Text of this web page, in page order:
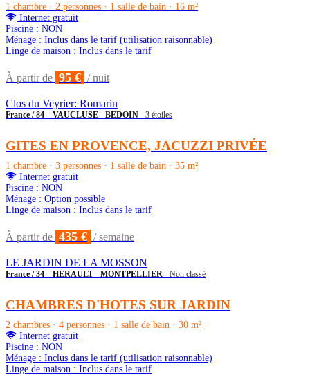
1 chambre · 2 personnes · 1 salle de bain · 16 m²
Internet gratuit
Piscine : NON
Ménage : Inclus dans le tarif (utilisation raisonnable)
Linge de maison : Inclus dans le tarif
À partir de 95 € / nuit
Clos du Veyrier: Romarin
France / 84 – VAUCLUSE - BEDOIN - 3 étoiles
GITES EN PROVENCE, JACUZZI PRIVÉE
1 chambre · 3 personnes · 1 salle de bain · 35 m²
Internet gratuit
Piscine : NON
Ménage : Option possible
Linge de maison : Inclus dans le tarif
À partir de 435 € / semaine
LE JARDIN DE LA MOSSON
France / 34 – HERAULT - MONTPELLIER - Non classé
CHAMBRES D'HOTES SUR JARDIN
2 chambres · 4 personnes · 1 salle de bain · 30 m²
Internet gratuit
Piscine : NON
Ménage : Inclus dans le tarif (utilisation raisonnable)
Linge de maison : Inclus dans le tarif